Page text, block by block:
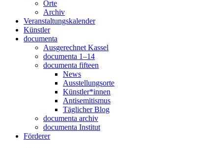
Orte
Archiv
Veranstaltungskalender
Künstler
documenta
Ausgerechnet Kassel
documenta 1–14
documenta fifteen
News
Ausstellungsorte
Künstler*innen
Antisemitismus
Täglicher Blog
documenta archiv
documenta Institut
Förderer